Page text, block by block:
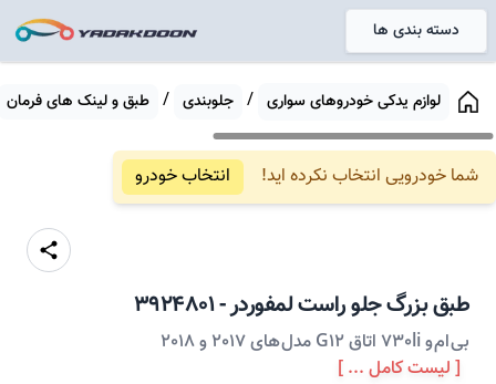
دسته بندی ها خانه
لوازم یدکی خودروهای سواری / جلوبندی / طبق و لینک های فرمان
شما خودرویی انتخاب نکرده اید! انتخاب خودرو
طبقبزرگ جلو راستلمفوردر-
3924801
بی ام و 730li اتاق G12 مدل های 2017 و 2018
[ لیست کامل ... ]